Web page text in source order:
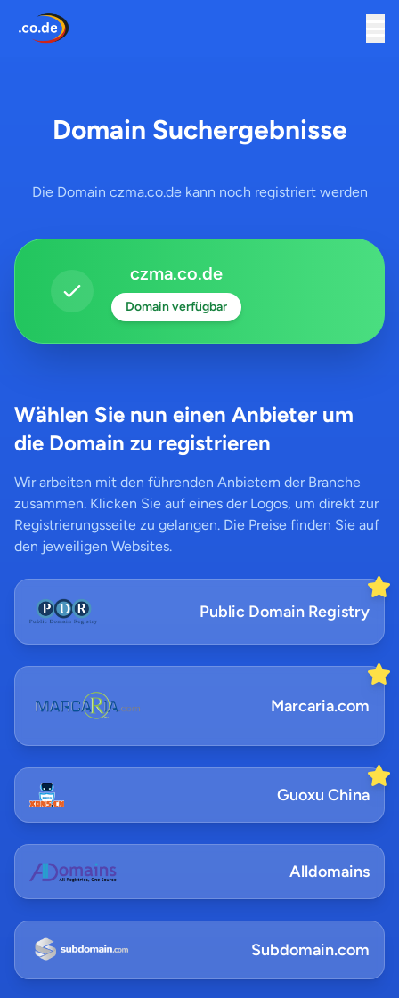
Domain Suchergebnisse
Die Domain czma.co.de kann noch registriert werden
czma.co.de
Domain verfügbar
Wählen Sie nun einen Anbieter um
die Domain zu registrieren
Wir arbeiten mit den führenden Anbietern der Branche
zusammen. Klicken Sie auf eines der Logos, um direkt zur
Registrierungsseite zu gelangen. Die Preise finden Sie auf
den jeweiligen Websites.
Public Domain Registry
Marcaria.com
Guoxu China
Alldomains
Subdomain.com